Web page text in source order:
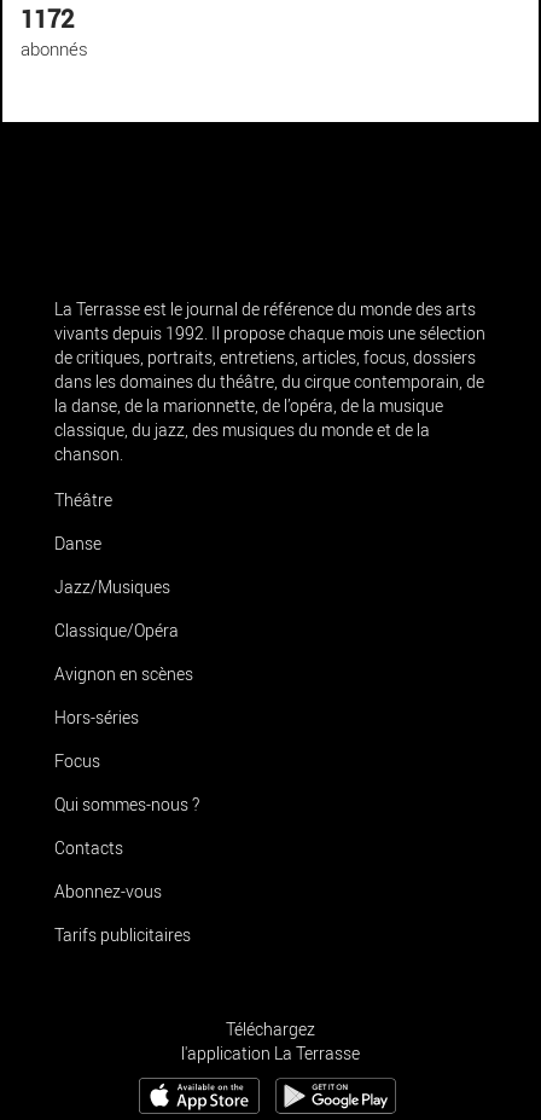
1172
abonnés
La Terrasse est le journal de référence du monde des arts
vivants depuis 1992. Il propose chaque mois une sélection
de critiques, portraits, entretiens, articles, focus, dossiers
dans les domaines du théâtre, du cirque contemporain, de
la danse, de la marionnette, de l’opéra, de la musique
classique, du jazz, des musiques du monde et de la
chanson.
Théâtre
Danse
Jazz/Musiques
Classique/Opéra
Avignon en scènes
Hors-séries
Focus
Qui sommes-nous ?
Contacts
Abonnez-vous
Tarifs publicitaires
Téléchargez
l'application La Terrasse